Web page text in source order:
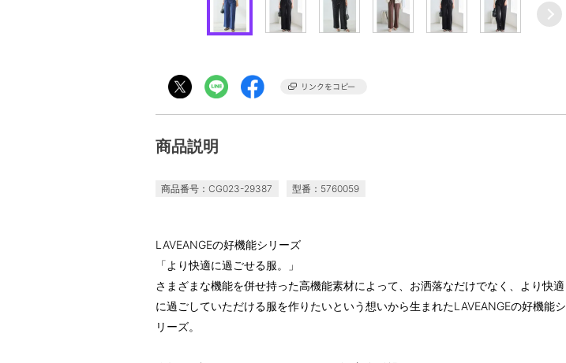
商品説明
商品番号：CG023-29387 型番：5760059
LAVEANGEの好機能シリーズ
「より快適に過ごせる服。」
さまざまな機能を併せ持った高機能素材によって、お洒落なだけでなく、より快適
に過ごしていただける服を作りたいという想いから生まれたLAVEANGEの好機能シ
リーズ。